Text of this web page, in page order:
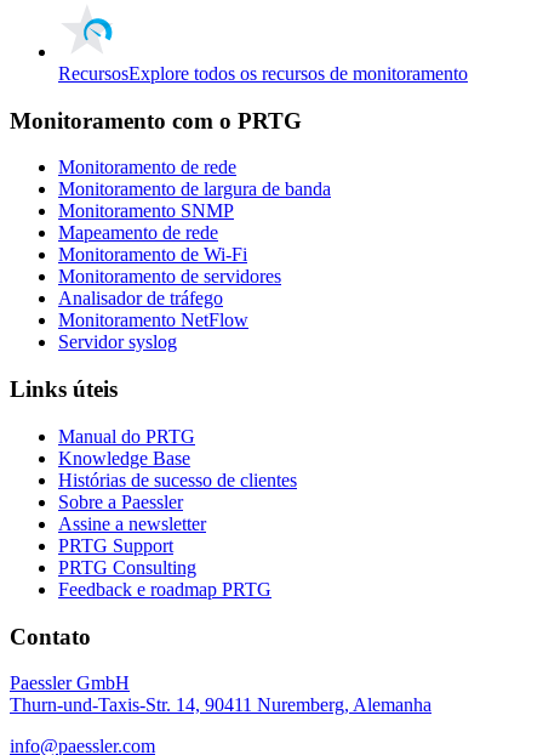
RecursosExplore todos os recursos de monitoramento
Monitoramento com o PRTG
Monitoramento de rede
Monitoramento de largura de banda
Monitoramento SNMP
Mapeamento de rede
Monitoramento de Wi-Fi
Monitoramento de servidores
Analisador de tráfego
Monitoramento NetFlow
Servidor syslog
Links úteis
Manual do PRTG
Knowledge Base
Histórias de sucesso de clientes
Sobre a Paessler
Assine a newsletter
PRTG Support
PRTG Consulting
Feedback e roadmap PRTG
Contato
Paessler GmbH
Thurn-und-Taxis-Str. 14, 90411 Nuremberg, Alemanha
info@paessler.com